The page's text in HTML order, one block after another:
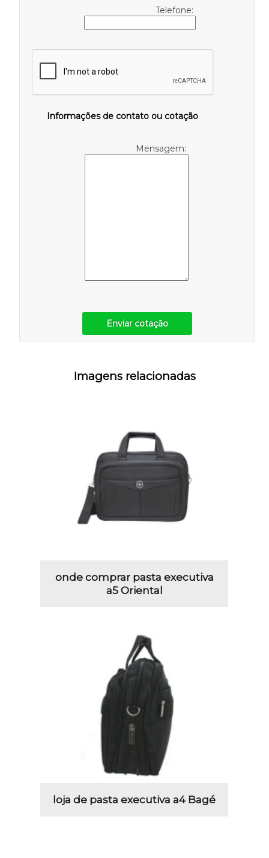
Telefone:
Informações de contato ou cotação
Mensagem:
Enviar cotação
Imagens relacionadas
onde comprar pasta executiva
a5 Oriental
loja de pasta executiva a4 Bagé